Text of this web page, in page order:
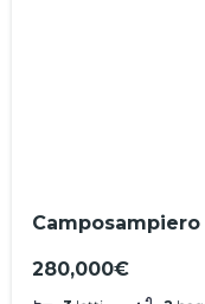
280,000€